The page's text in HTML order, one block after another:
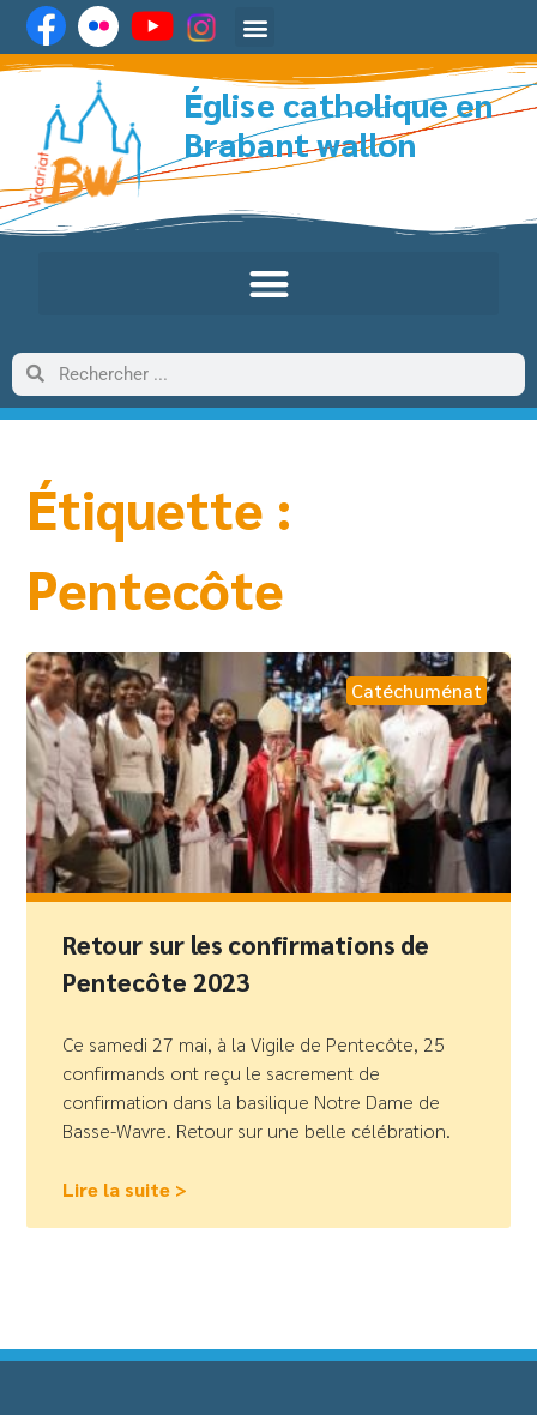
Église catholique en
Brabant wallon
Étiquette :
Pentecôte
Catéchuménat
Retour sur les confirmations de
Pentecôte 2023
Ce samedi 27 mai, à la Vigile de Pentecôte, 25
confirmands ont reçu le sacrement de
confirmation dans la basilique Notre Dame de
Basse-Wavre. Retour sur une belle célébration.
Lire la suite >